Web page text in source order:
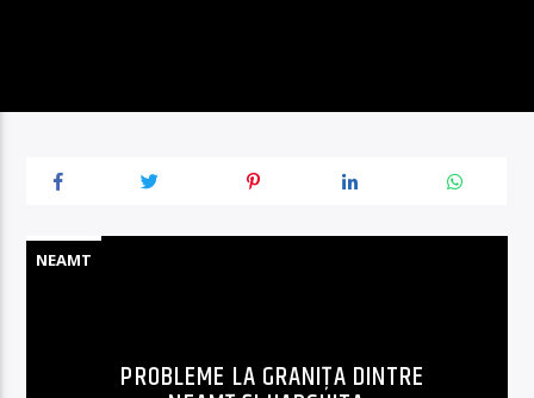
NEAMT
PROBLEME LA GRANIȚA DINTRE